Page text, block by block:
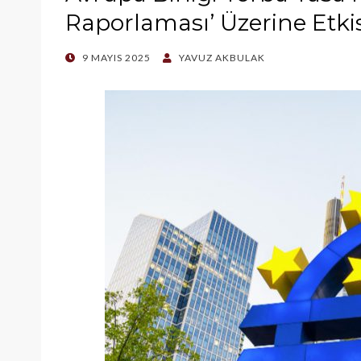
Raporlaması’ Üzerine
POSTED
9 MAYIS 2025 YAVUZ AKBULAK